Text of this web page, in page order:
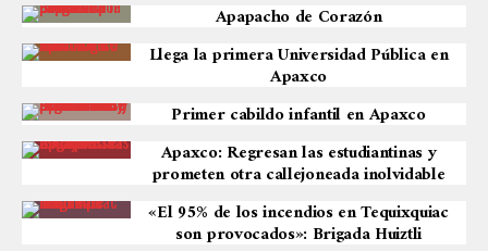
Apapacho de Corazón
Llega la primera Universidad Pública en
Apaxco
Primer cabildo infantil en Apaxco
Apaxco: Regresan las estudiantinas y
prometen otra callejoneada inolvidable
«El 95% de los incendios en Tequixquiac
son provocados»: Brigada Huiztli